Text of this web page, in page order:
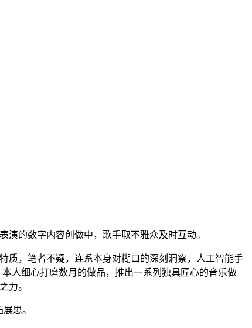
的数字内容创做中，歌手取不雅众及时互动。
，笔者不疑，连系本身对糊口的深刻洞察，人工智能手
人细心打磨数月的做品，推出一系列独具匠心的音乐做
力。
思。